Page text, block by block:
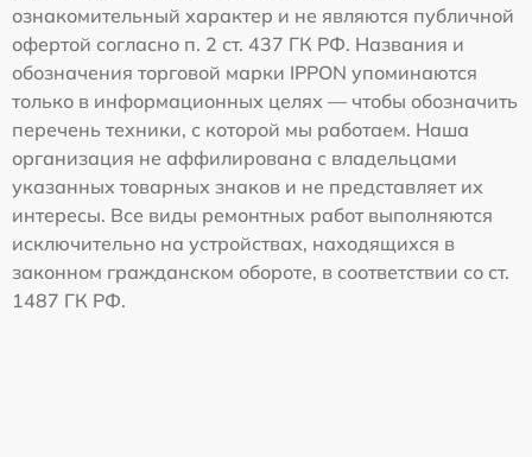
ознакомительный характер и не являются публичной
офертой согласно п. 2 ст. 437 ГК РФ. Названия и
обозначения торговой марки IPPON упоминаются
только в информационных целях — чтобы обозначить
перечень техники, с которой мы работаем. Наша
организация не аффилирована с владельцами
указанных товарных знаков и не представляет их
интересы. Все виды ремонтных работ выполняются
исключительно на устройствах, находящихся в
законном гражданском обороте, в соответствии со ст.
1487 ГК РФ.